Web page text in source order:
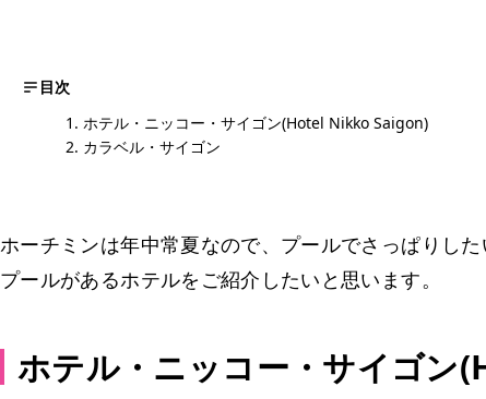
目次
ホテル・ニッコー・サイゴン(Hotel Nikko Saigon)
カラベル・サイゴン
ホーチミンは年中常夏なので、プールでさっぱりし
プールがあるホテルをご紹介したいと思います。
ホテル・ニッコー・サイゴ